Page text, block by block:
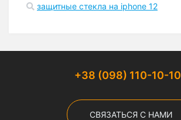
защитные стекла на iphone 12
+38 (098) 110-10-10
СВЯЗАТЬСЯ С НАМИ